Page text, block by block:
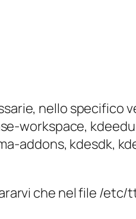
nello specifico
workspace,
addons, kdesdk,
che nel file /etc/